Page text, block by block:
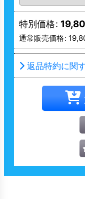
特別価格:
通常販売価格:
返品特約に関